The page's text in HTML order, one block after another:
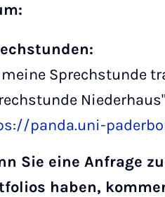
meine Sprechstunde
panda.uni-
Sie eine Anfrage
haben,